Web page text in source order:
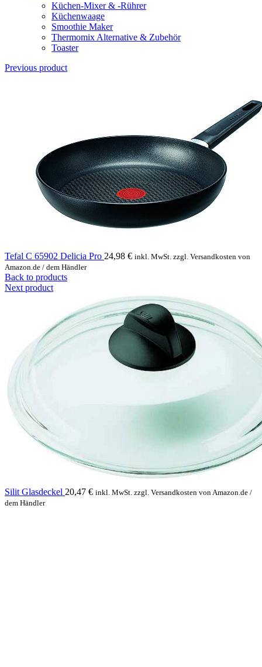
Küchen-Mixer & -Rührer
Küchenwaage
Smoothie Maker
Thermomix Alternative & Zubehör
Toaster
Previous product
Tefal C 65902 Delicia Pro 24,98 € inkl. MwSt. zzgl. Versandkosten von
Amazon.de / dem Händler
Back to products
Next product
Silit Glasdeckel 20,47 € inkl. MwSt. zzgl. Versandkosten von Amazon.de /
dem Händler